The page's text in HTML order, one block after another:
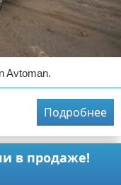
Avtoman.
Подробнее
в продаже!